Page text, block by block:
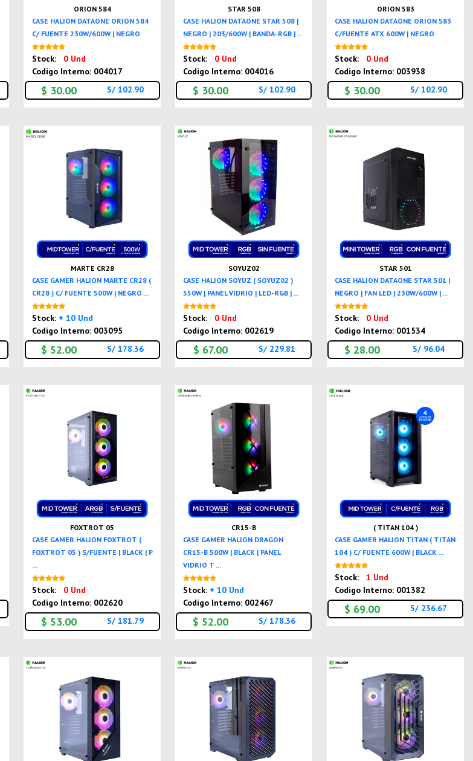
ORION 584
CASE HALION DATAONE ORION 584
C/ FUENTE 230W/600W | NEGRO
Stock:
0 Und
Codigo Interno: 004017
$ 30.00 S/ 102.90
STAR 508
CASE HALION DATAONE STAR 508 |
NEGRO | 203/600W | BANDA-RGB | ...
Stock:
0 Und
Codigo Interno: 004016
$ 30.00 S/ 102.90
ORION 583
CASE HALION DATAONE ORION 583
C/FUENTE ATX 600W | NEGRO
Stock:
0 Und
Codigo Interno: 003938
$ 30.00 S/ 102.90
MARTE CR28
CASE GAMER HALION MARTE CR28 (
CR28 ) C/ FUENTE 500W | NEGRO ...
Stock: + 10 Und
Codigo Interno: 003095
$ 52.00 S/ 178.36
SOYUZ02
CASE HALION SOYUZ ( SOYUZ02 )
550W | PANEL VIDRIO | LED-RGB | ...
Stock:
0 Und
Codigo Interno: 002619
$ 67.00 S/ 229.81
STAR 501
CASE HALION DATAONE STAR 501 |
NEGRO | FAN LED | 230W/600W | ...
Stock:
0 Und
Codigo Interno: 001534
$ 28.00 S/ 96.04
FOXTROT 05
CASE GAMER HALION FOXTROT (
FOXTROT 05 ) S/FUENTE | BLACK | P
...
Stock:
0 Und
Codigo Interno: 002620
$ 53.00 S/ 181.79
CR15-B
CASE GAMER HALION DRAGON
CR15-B 500W | BLACK | PANEL
VIDRIO T ...
Stock: + 10 Und
Codigo Interno: 002467
$ 52.00 S/ 178.36
( TITAN 104 )
CASE GAMER HALION TITAN ( TITAN
104 ) C/ FUENTE 600W | BLACK ...
Stock:
1 Und
Codigo Interno: 001382
$ 69.00 S/ 236.67